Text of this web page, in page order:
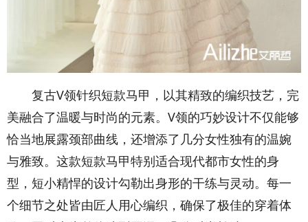
复古V领针织短款马甲，以其精致的编织技艺，完
美融合了温暖与时尚的元素。V领的巧妙设计不仅能够
恰当地展露颈部曲线，还增添了几分女性独有的温婉
与雅致。这款短款马甲特别适合现代都市女性的身
型，短小精悍的设计勾勒出身形的干练与灵动。每一
个细节之处皆由匠人用心编织，确保了极佳的穿着体